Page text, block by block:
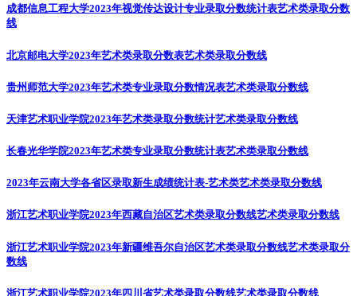
成都信息工程大学2023年视觉传达设计专业录取分数统计表艺术类录取分数
线
北京邮电大学2023年艺术类录取分数表艺术类录取分数线
贵州师范大学2023年艺术类专业录取分数情况表艺术类录取分数线
天津艺术职业学院2023年艺术类录取分数统计艺术类录取分数线
长春光华学院2023年艺术类专业录取分数统计表艺术类录取分数线
2023年云南大学各省区录取新生成绩统计表-艺术类艺术类录取分数线
浙江艺术职业学院2023年西藏自治区艺术类录取分数线艺术类录取分数线
浙江艺术职业学院2023年新疆维吾尔自治区艺术类录取分数线艺术类录取分
数线
浙江艺术职业学院2023年四川省艺术类录取分数线艺术类录取分数线